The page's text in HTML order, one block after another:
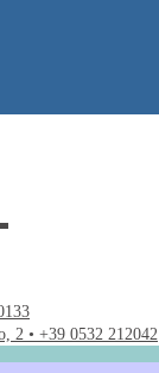
2 • +39 0532 212042